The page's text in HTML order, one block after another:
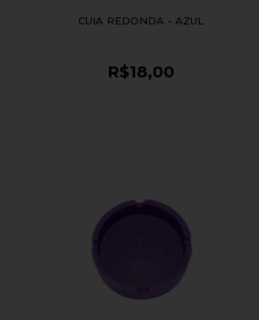
CUIA REDONDA - AZUL
R$18,00